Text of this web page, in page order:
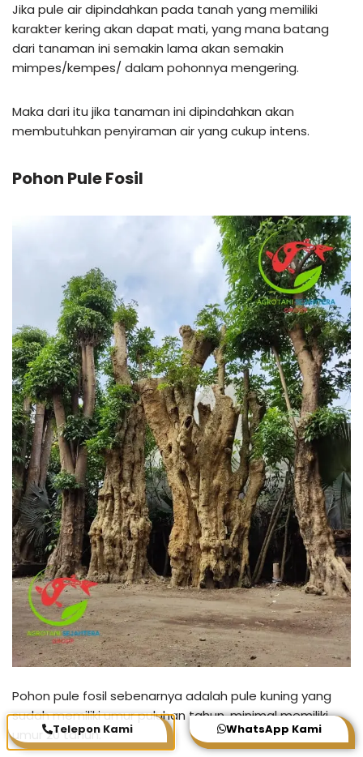
Jika pule air dipindahkan pada tanah yang memiliki
karakter kering akan dapat mati, yang mana batang
dari tanaman ini semakin lama akan semakin
mimpes/kempes/ dalam pohonnya mengering.
Maka dari itu jika tanaman ini dipindahkan akan
membutuhkan penyiraman air yang cukup intens.
Pohon Pule Fosil
Pohon pule fosil sebenarnya adalah pule kuning yang
sudah memiliki umur puluhan tahun, minimal memiliki
umur 20 tahun.
Telepon Kami WhatsApp Kami